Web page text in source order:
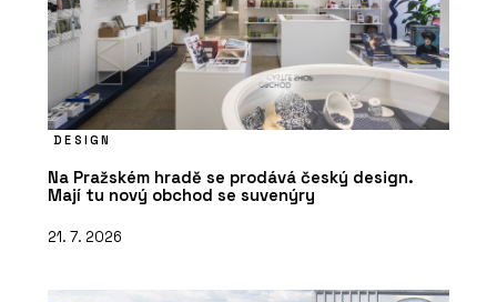
DESIGN
Na Pražském hradě se prodává český design.
Mají tu nový obchod se suvenýry
21. 7. 2026